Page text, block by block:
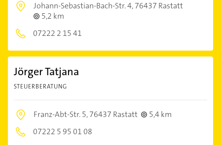
Johann-Sebastian-Bach-Str. 4,76437 Rastatt
5,2 km
07222 2 15 41
Jörger Tatjana
STEUERBERATUNG
Franz-Abt-Str. 5,76437 Rastatt
5,4 km
07222 5 95 01 08